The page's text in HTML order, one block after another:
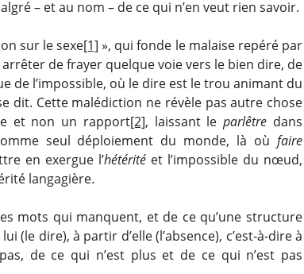
– et au nom – de ce qui n’en veut rien savoir.
sur le sexe[1] », qui fonde le malaise repéré par
de frayer quelque voie vers le bien dire, de
de l’impossible, où le dire est le trou animant du
dit. Cette malédiction ne révèle pas autre chose
et non un rapport[2], laissant leparlêtre dans
seul déploiement du monde, là où faire
en exergue l’hétérité et l’impossible du nœud,
langagière.
mots qui manquent, et de ce qu’une structure
(le dire), à partir d’elle (l’absence), c’est-à-dire à
de ce qui n’est plus et de ce qui n’est pas